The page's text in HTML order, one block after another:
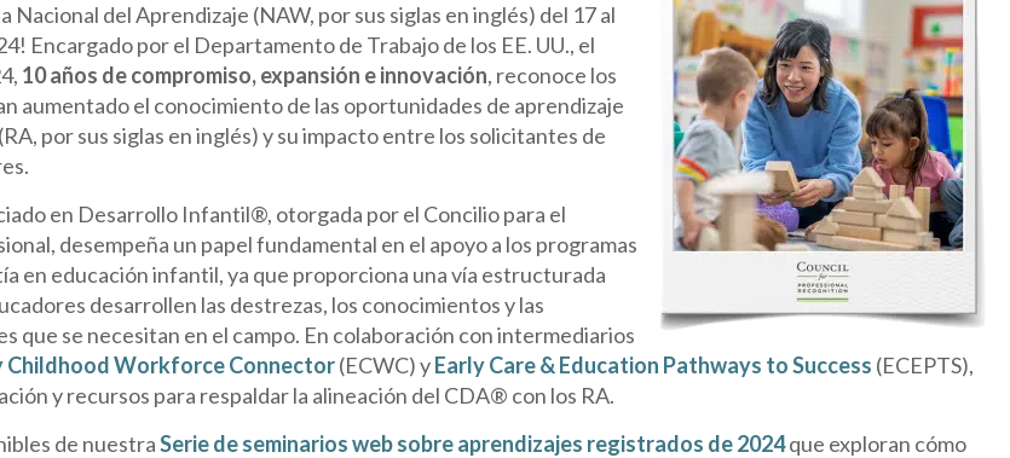
Nacional del Aprendizaje (NAW, por sus siglas en inglés) del 17 al
Encargado por el Departamento de Trabajo de los EE. UU., el
10 años de compromiso, expansión e innovación, reconoce los
aumentado el conocimiento de las oportunidades de aprendizaje
por sus siglas en inglés) y su impacto entre los solicitantes de
en Desarrollo Infantil®, otorgada por el Concilio para el
desempeña un papel fundamental en el apoyo a los programas
en educación infantil, ya que proporciona una vía estructurada
desarrollen las destrezas, los conocimientos y las
que se necesitan en el campo. En colaboración con intermediarios
Childhood Workforce Connector(ECWC) yEarly Care & Education Pathways to Success (ECEPTS),
y recursos para respaldar la alineación del CDA® con los RA.
de nuestraSerie de seminarios web sobre aprendizajes registrados de 2024que exploran cómo